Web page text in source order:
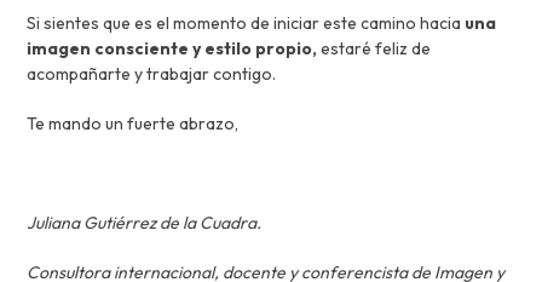
Si sientes que es el momento de iniciar este camino hacia una
imagen consciente y estilo propio, estaré feliz de
acompañarte y trabajar contigo.
​Te mando un fuerte abrazo,
Juliana Gutiérrez de la Cuadra.
Consultora internacional, docente y conferencista de Imagen y